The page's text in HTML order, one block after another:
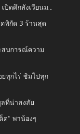
ปิดศึกสังเวียนม...
พิกัด 3 ร้านสุด
สบการณ์ความ
ยทุกไร่ ชิมไปทุก
ลที่น่าสงสัย
ด" พาน้องๆ